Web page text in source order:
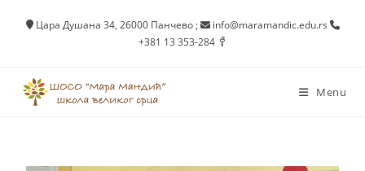
Цара Душана 34, 26000 Панчево;
info@maramandic.edu.rs
+381 13 353-284
Menu